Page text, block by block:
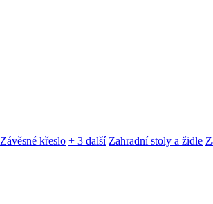
Závěsné křeslo + 3 další Zahradní stoly a židle